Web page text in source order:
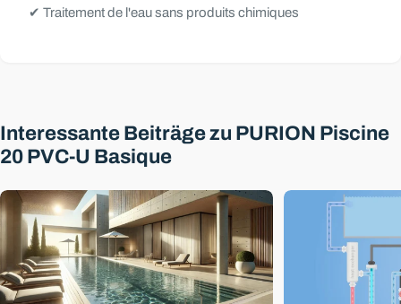
✔ Traitement de l'eau sans produits chimiques
Interessante Beiträge zu PURION Piscine
20 PVC-U Basique